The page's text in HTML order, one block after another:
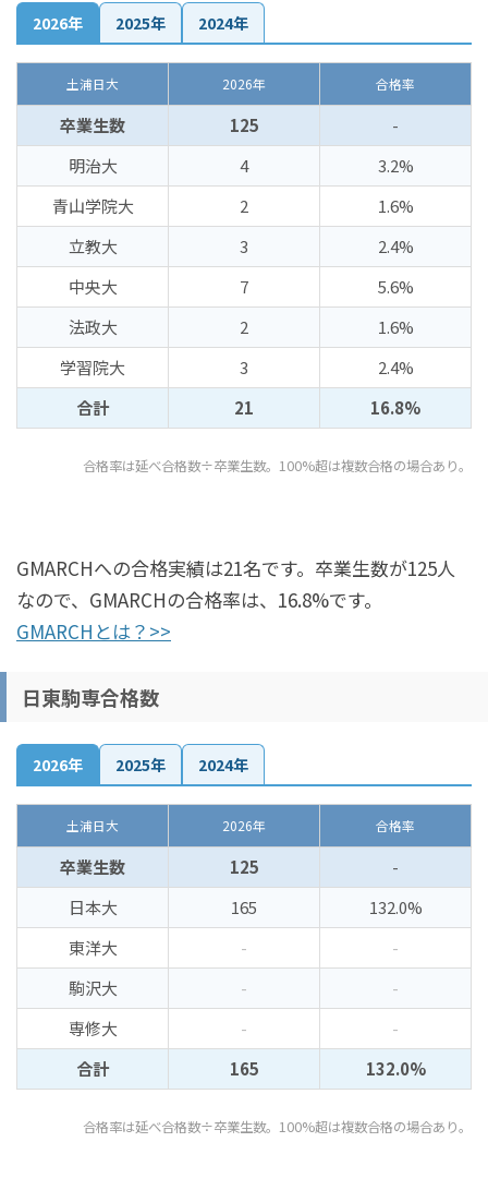
2026年 2025年 2024年
土浦日大 2026年 合格率
卒業生数 125
-
明治大
4
3.2%
青山学院大
2
1.6%
立教大
3
2.4%
中央大
7
5.6%
法政大
2
1.6%
学習院大
3
2.4%
合計
21 16.8%
合格率は延べ合格数÷卒業生数。100%超は複数合格の場合あり。
GMARCHへの合格実績は21名です。卒業生数が125人
なので、GMARCHの合格率は、16.8%です。
GMARCHとは？>>
日東駒専合格数
2026年 2025年 2024年
土浦日大 2026年 合格率
卒業生数 125
-
日本大
165
132.0%
東洋大
-
-
駒沢大
-
-
専修大
-
-
合計
165 132.0%
合格率は延べ合格数÷卒業生数。100%超は複数合格の場合あり。